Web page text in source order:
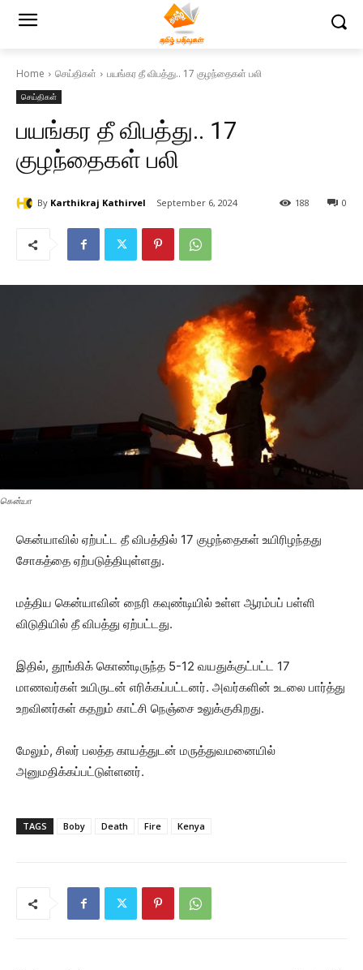
Home செய்திகள் பயங்கர தீ விபத்து.. 17 குழந்தைகள் பலி
செய்திகள்
பயங்கர தீ விபத்து.. 17
குழந்தைகள் பலி
By Karthikraj Kathirvel September 6, 2024 0
188
கென்யா
கென்யாவில் ஏற்பட்ட தீ விபத்தில் 17 குழந்தைகள் உயிரிழந்தது
சோகத்தை ஏற்படுத்தியுள்ளது.
மத்திய கென்யாவின் நைரி கவுண்டியில் உள்ள ஆரம்பப் பள்ளி
விடுதியில் தீ விபத்து ஏற்பட்டது.
இதில், தூங்கிக் கொண்டிருந்த 5-12 வயதுக்குட்பட்ட 17
மாணவர்கள் உயிருடன் எரிக்கப்பட்டனர். அவர்களின் உடலை பார்த்து
உறவினர்கள் கதறும் காட்சி நெஞ்சை உலுக்குகிறது.
மேலும், சிலர் பலத்த காயத்துடன் மருத்துவமனையில்
அனுமதிக்கப்பட்டுள்ளனர்.
TAGS Boby Death Fire Kenya